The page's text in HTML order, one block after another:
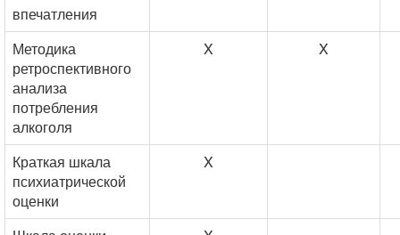
впечатления
Методика
ретроспективного
анализа
потребления
алкоголя
X X
Краткая шкала
психиатрической
оценки
X